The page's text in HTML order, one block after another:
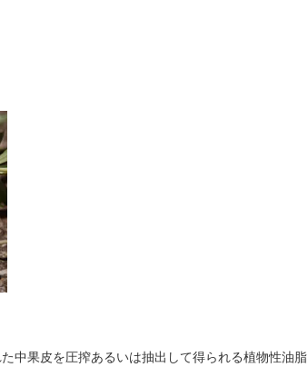
中果皮を圧搾あるいは抽出して得られる植物性油脂